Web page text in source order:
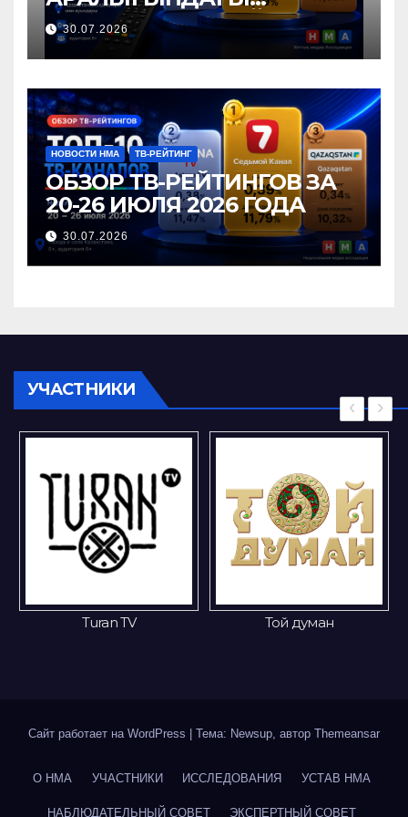
ТЕЛЕАРНАЛАР РЕЙТИНГІНЕ
ШОЛУ
30.07.2026
НОВОСТИ НМА ТВ-РЕЙТИНГ
ОБЗОР ТВ-РЕЙТИНГОВ ЗА
20-26 ИЮЛЯ 2026 ГОДА
30.07.2026
УЧАСТНИКИ
‹ ›
Сайт работает на WordPress Тема: Newsup, автор Themeansar
О НМА УЧАСТНИКИ ИССЛЕДОВАНИЯ УСТАВ НМА
НАБЛЮДАТЕЛЬНЫЙ СОВЕТ ЭКСПЕРТНЫЙ СОВЕТ